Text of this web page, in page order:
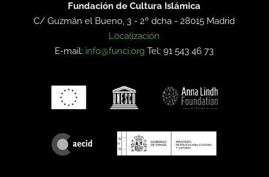
Fundación de Cultura Islámica
C/ Guzmán el Bueno, 3 - 2º dcha -28015 Madrid
Localización
E-mail: info@funci.org Tel: 91 543 46 73